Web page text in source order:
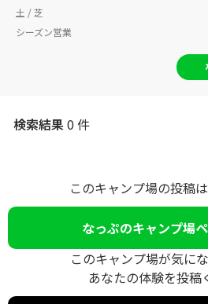
土 / 芝
シーズン営業
検索結果0 件
このキャンプ場の投稿
なっぷのキャンプ場
このキャンプ場が気に
あなたの体験を投稿